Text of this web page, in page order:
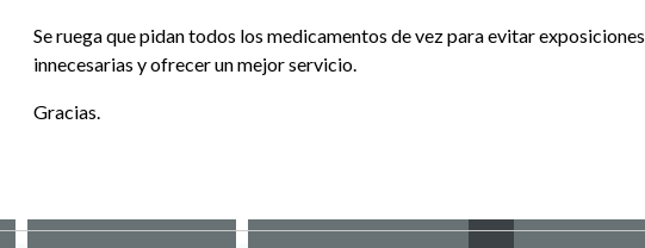
Se ruega que pidan todos los medicamentos de vez para evitar exposiciones
innecesarias y ofrecer un mejor servicio.
Gracias.